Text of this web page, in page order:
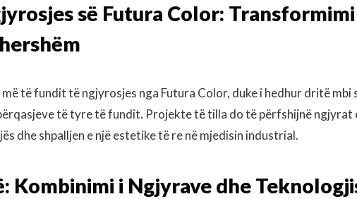
së Futura Color:
të fundit të ngjyrosjes nga Futura Color, duke i hedhur dritë mbi
të tyre të fundit. Projekte të tilla do të përfshijnë ngjyrat
dhe shpalljen e një estetike të re në mjedisin industrial.
Kombinimi i Ngjyrave dhe